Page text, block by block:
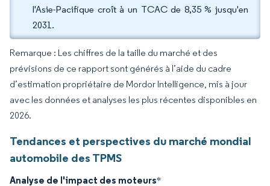
l'Asie-Pacifique croît à un TCAC de 8,35 % jusqu'en
2031.
Remarque : Les chiffres de la taille du marché et des
prévisions de ce rapport sont générés à l’aide du cadre
d’estimation propriétaire de Mordor Intelligence, mis à jour
avec les données et analyses les plus récentes disponibles en
2026.
Tendances et perspectives du marché mondial
automobile des TPMS
Analyse de l'impact des moteurs*